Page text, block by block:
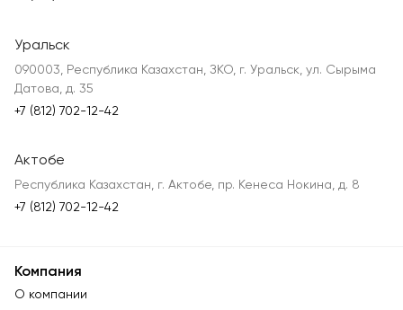
Уральск
090003, Республика Казахстан, ЗКО, г. Уральск, ул. Сырыма
Датова, д. 35
+7 (812) 702-12-42
Актобе
Республика Казахстан, г. Актобе, пр. Кенеса Нокина, д. 8
+7 (812) 702-12-42
Компания
О компании